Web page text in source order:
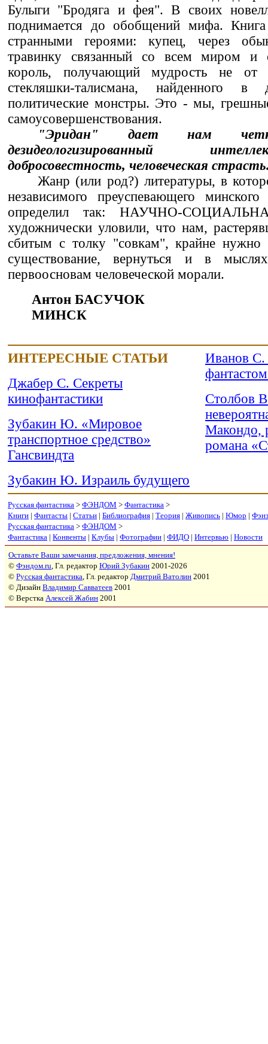
Булыги "Бродяга и фея". В своих
поднимается до обобщений мифа.
странными героями: купец, через
травинку связанный со всем миром и
король, получающий мудрость не
стекляшки-талисмана, найденного
политические монстры. Это - мы,
самоусовершенствования.
"Эридан" дает нам
дезидеологизированный
добросовестность, человеческая
Жанр (или род?) литературы, в
независимого преуспевающего
определил так: НАУЧНО-
художнически уловили, что нам,
сбитым с толку "совкам", крайне нужно
существование, вернуться и в
первоосновам человеческой морали.
Антон БАСУЧОК
МИНСК
ИНТЕРЕСНЫЕ СТАТЬИ
Джабер С. Секреты
кинофантастики
Зубакин Ю. «Мировое
транспортное средство»
Гансвиндта
Зубакин Ю. Израиль будущего
Иванов С.
Столбов
Макондо,
романа
Русская фантастика > ФЭНДОМ > Фантастика >
Книги | Фантасты | Статьи | Библиография | Теория | Живопись | Юмор |
Русская фантастика > ФЭНДОМ >
Фантастика | Конвенты | Клубы | Фотографии | ФИДО | Интервью | Новости
Оставьте Ваши замечания, предложения, мнения!
© Фэндом.ru, Гл. редактор Юрий Зубакин 2001-2026
© Русская фантастика, Гл. редактор Дмитрий Ватолин 2001
© Дизайн Владимир Савватеев 2001
© Верстка Алексей Жабин 2001